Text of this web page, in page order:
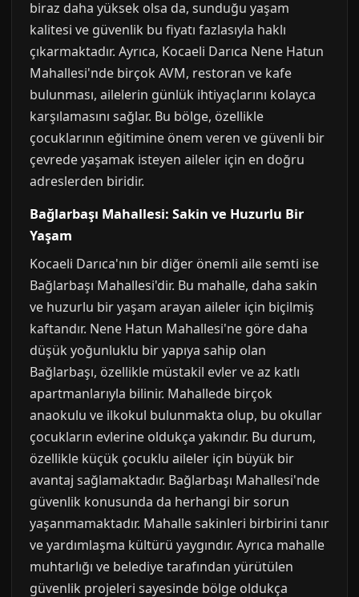
biraz daha yüksek olsa da, sunduğu yaşam
kalitesi ve güvenlik bu fiyatı fazlasıyla haklı
çıkarmaktadır. Ayrıca, Kocaeli Darıca Nene Hatun
Mahallesi'nde birçok AVM, restoran ve kafe
bulunması, ailelerin günlük ihtiyaçlarını kolayca
karşılamasını sağlar. Bu bölge, özellikle
çocuklarının eğitimine önem veren ve güvenli bir
çevrede yaşamak isteyen aileler için en doğru
adreslerden biridir.
Bağlarbaşı Mahallesi: Sakin ve Huzurlu Bir
Yaşam
Kocaeli Darıca'nın bir diğer önemli aile semti ise
Bağlarbaşı Mahallesi'dir. Bu mahalle, daha sakin
ve huzurlu bir yaşam arayan aileler için biçilmiş
kaftandır. Nene Hatun Mahallesi'ne göre daha
düşük yoğunluklu bir yapıya sahip olan
Bağlarbaşı, özellikle müstakil evler ve az katlı
apartmanlarıyla bilinir. Mahallede birçok
anaokulu ve ilkokul bulunmakta olup, bu okullar
çocukların evlerine oldukça yakındır. Bu durum,
özellikle küçük çocuklu aileler için büyük bir
avantaj sağlamaktadır. Bağlarbaşı Mahallesi'nde
güvenlik konusunda da herhangi bir sorun
yaşanmamaktadır. Mahalle sakinleri birbirini tanır
ve yardımlaşma kültürü yaygındır. Ayrıca mahalle
muhtarlığı ve belediye tarafından yürütülen
güvenlik projeleri sayesinde bölge oldukça